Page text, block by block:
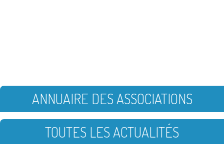
ANNUAIRE DES ASSOCIATIONS
TOUTES LES ACTUALITÉS